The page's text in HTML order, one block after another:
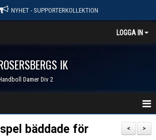
NYHET - SUPPORTERKOLLEKTION
LOGGA IN
IK
Damer Div 2
>
<
bäddade för